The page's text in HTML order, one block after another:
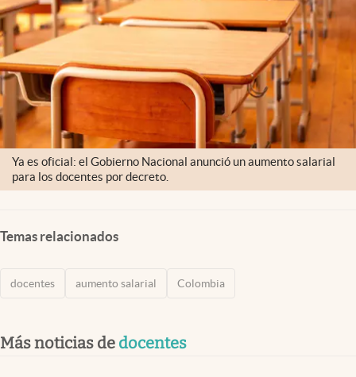
Ya es oficial: el Gobierno Nacional anunció un aumento salarial
para los docentes por decreto.
Temas relacionados
docentes aumento salarial Colombia
Más noticias de docentes